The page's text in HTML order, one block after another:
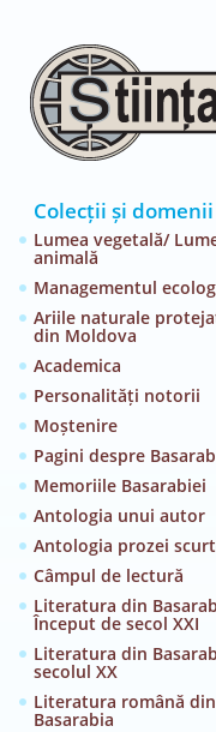
Colecții și domenii
Lumea vegetală/
animală
Managementul
Ariile naturale
din Moldova
Academica
Personalități notorii
Moștenire
Pagini despre
Memoriile Basarabiei
Antologia unui autor
Antologia prozei
Câmpul de lectură
Literatura din
Început de secol XXI
Literatura din
secolul XX
Literatura română din
Basarabia